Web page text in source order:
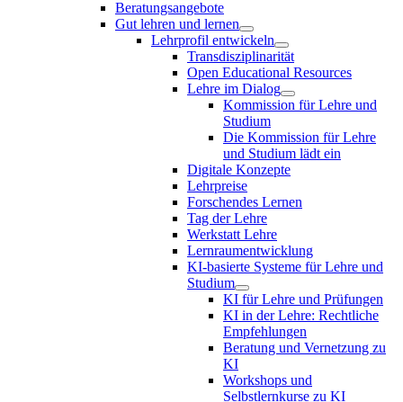
Beratungsangebote
Gut lehren und lernen
Lehrprofil entwickeln
Transdisziplinarität
Open Educational Resources
Lehre im Dialog
Kommission für Lehre und
Studium
Die Kommission für Lehre
und Studium lädt ein
Digitale Konzepte
Lehrpreise
Forschendes Lernen
Tag der Lehre
Werkstatt Lehre
Lernraumentwicklung
KI-basierte Systeme für Lehre und
Studium
KI für Lehre und Prüfungen
KI in der Lehre: Rechtliche
Empfehlungen
Beratung und Vernetzung zu
KI
Workshops und
Selbstlernkurse zu KI